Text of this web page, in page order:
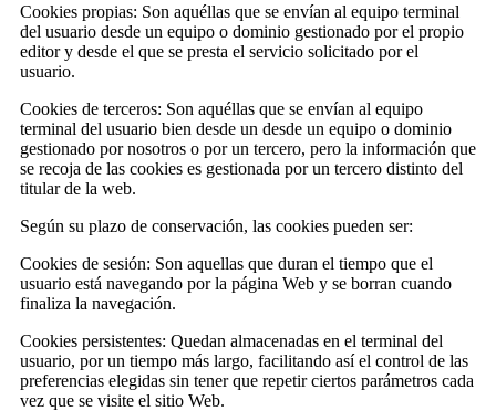
Cookies propias: Son aquéllas que se envían al equipo terminal
del usuario desde un equipo o dominio gestionado por el propio
editor y desde el que se presta el servicio solicitado por el
usuario.
Cookies de terceros: Son aquéllas que se envían al equipo
terminal del usuario bien desde un desde un equipo o dominio
gestionado por nosotros o por un tercero, pero la información que
se recoja de las cookies es gestionada por un tercero distinto del
titular de la web.
Según su plazo de conservación, las cookies pueden ser:
Cookies de sesión: Son aquellas que duran el tiempo que el
usuario está navegando por la página Web y se borran cuando
finaliza la navegación.
Cookies persistentes: Quedan almacenadas en el terminal del
usuario, por un tiempo más largo, facilitando así el control de las
preferencias elegidas sin tener que repetir ciertos parámetros cada
vez que se visite el sitio Web.